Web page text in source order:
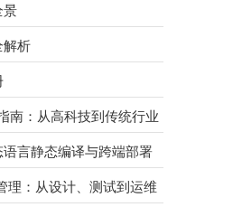
2天前
2天前
景
解析
南：从高科技到传统行业
言静态编译与跨端部署
理：从设计、测试到运维